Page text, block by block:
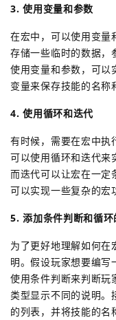
3. 使用变量和参数
在宏中，可以使用变量
存储一些临时的数据，
使用变量和参数，可以
变量来保存技能的名称
4. 使用循环和迭代
有时候，需要在宏中执
可以使用循环和迭代来
而迭代可以让宏在一定
可以实现一些复杂的宏
5. 添加条件判断和循环
为了更好地理解如何在
明。假设玩家想要编写
使用条件判断来判断玩
类型显示不同的说明。
的列表，并将技能的名